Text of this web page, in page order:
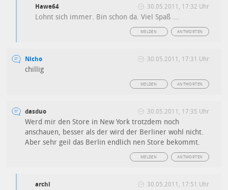
Hawe64 30.05.2011, 17:32 Uhr
Lohnt sich immer. Bin schon da. Viel Spaß …
ANTWORTEN
MELDEN
Nicho 30.05.2011, 17:31 Uhr
chillig
ANTWORTEN
MELDEN
dasduo 30.05.2011, 17:35 Uhr
Werd mir den Store in New York trotzdem noch
anschauen, besser als der wird der Berliner wohl nicht.
Aber sehr geil das Berlin endlich nen Store bekommt.
ANTWORTEN
MELDEN
archi 30.05.2011, 17:51 Uhr